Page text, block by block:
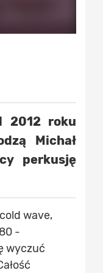
2012 roku
Michał
perkusję
wave,
-
wyczuć